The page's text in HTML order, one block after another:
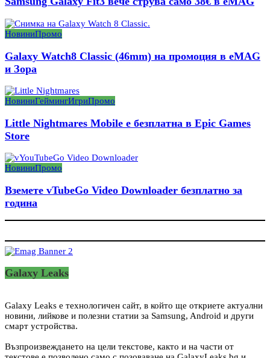
НовиниПромо
Galaxy Watch8 Classic (46mm) на промоция в eMAG
и Зора
НовиниГеймингИгриПромо
Little Nightmares Mobile е безплатна в Epic Games
Store
НовиниПромо
Вземете vTubeGo Video Downloader безплатно за
година
Galaxy Leaks
Galaxy Leaks е технологичен сайт, в който ще откриете актуални
новини, лийкове и полезни статии за Samsung, Android и други
смарт устройства.
Възпроизвеждането на цели текстове, както и на части от